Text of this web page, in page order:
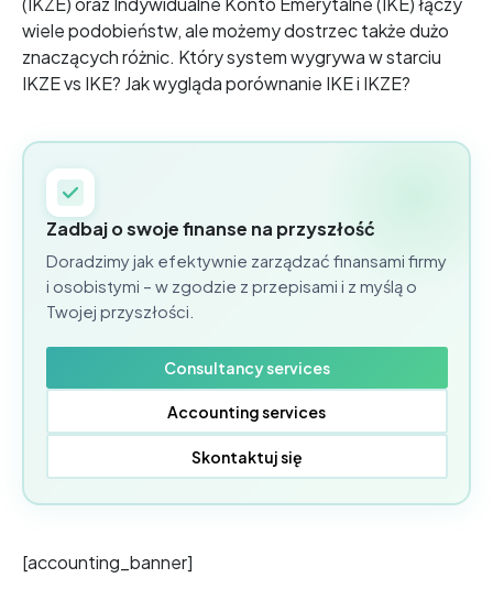
wiele podobieństw, ale możemy dostrzec także dużo
znaczących różnic. Który system wygrywa w starciu
IKZE vs IKE? Jak wygląda porównanie IKE i IKZE?
Zadbaj o swoje finanse na przyszłość
Doradzimy jak efektywnie zarządzać finansami firmy
i osobistymi – w zgodzie z przepisami i z myślą o
Twojej przyszłości.
Consultancy services
Accounting services
Skontaktuj się
[accounting_banner]